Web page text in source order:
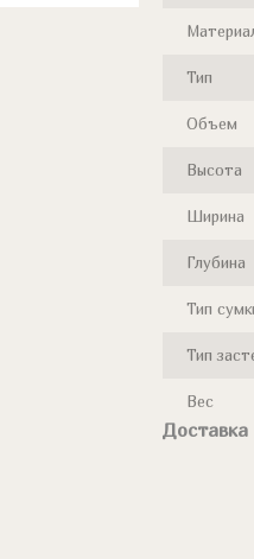
Тип
Объем
Высота
Ширина
Глубина
Тип
Тип
Вес
Доставка